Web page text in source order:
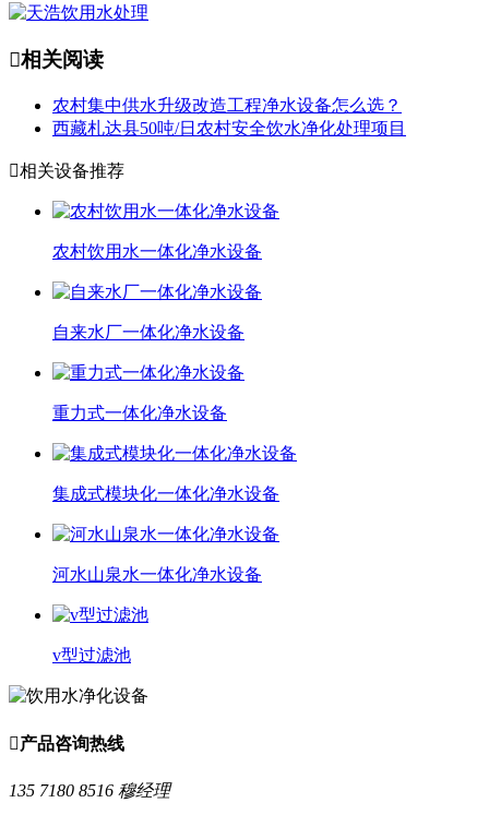
相关阅读
农村集中供水升级改造工程净水设备怎么选？
西藏札达县50吨/日农村安全饮水净化处理项目
相关设备推荐
农村饮用水一体化净水设备
自来水厂一体化净水设备
重力式一体化净水设备
集成式模块化一体化净水设备
河水山泉水一体化净水设备
v型过滤池
产品咨询热线
135 7180 8516 穆经理